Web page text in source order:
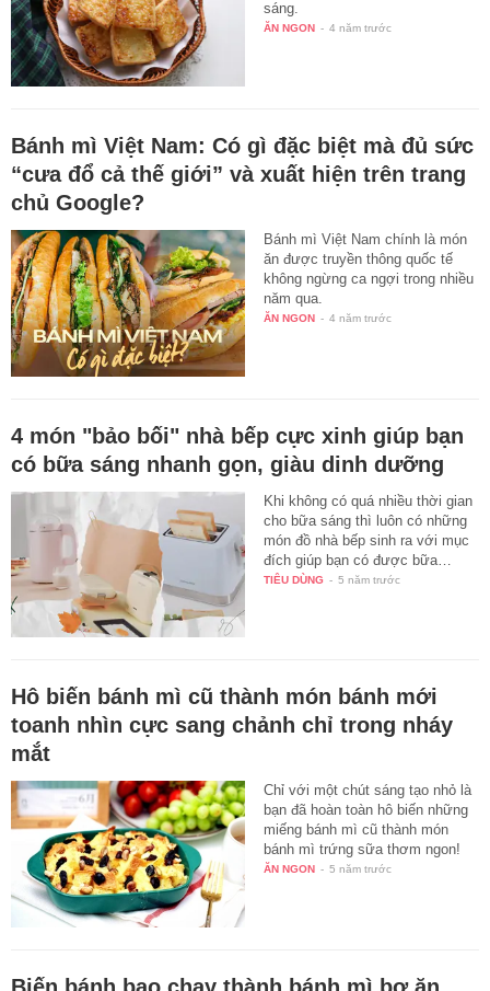
sáng.
ĂN NGON - 4 năm trước
Bánh mì Việt Nam: Có gì đặc biệt mà đủ sức
“cưa đổ cả thế giới” và xuất hiện trên trang
chủ Google?
Bánh mì Việt Nam chính là món
ăn được truyền thông quốc tế
không ngừng ca ngợi trong nhiều
năm qua.
ĂN NGON - 4 năm trước
4 món "bảo bối" nhà bếp cực xinh giúp bạn
có bữa sáng nhanh gọn, giàu dinh dưỡng
Khi không có quá nhiều thời gian
cho bữa sáng thì luôn có những
món đồ nhà bếp sinh ra với mục
đích giúp bạn có được bữa…
TIÊU DÙNG - 5 năm trước
Hô biến bánh mì cũ thành món bánh mới
toanh nhìn cực sang chảnh chỉ trong nháy
mắt
Chỉ với một chút sáng tạo nhỏ là
bạn đã hoàn toàn hô biến những
miếng bánh mì cũ thành món
bánh mì trứng sữa thơm ngon!
ĂN NGON - 5 năm trước